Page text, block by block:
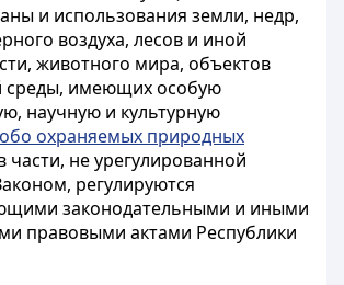
и использования земли, недр,
воздуха, лесов и иной
животного мира, объектов
имеющих особую
научную и культурную
охраняемых природных
части, не урегулированной
регулируются
законодательными и иными
правовыми актами Республики